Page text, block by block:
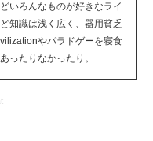
いろんなものが好きなライ
知識は浅く広く、器用貧乏
やパラドゲーを寝食
ったりなかったり。